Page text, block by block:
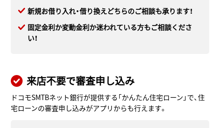
新規お借り入れ・借り換えどちらのご相談も承ります！
固定金利か変動金利か迷われている方もご相談くださ
い！
来店不要で審査申し込み
ドコモSMTBネット銀行が提供する「かんたん住宅ローン」で、住
宅ローンの審査申し込みがアプリからも行えます。